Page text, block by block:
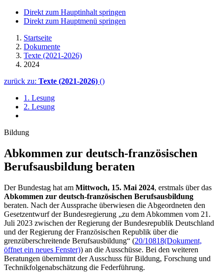
Direkt zum Hauptinhalt springen
Direkt zum Hauptmenü springen
Startseite
Dokumente
Texte (2021-2026)
2024
zurück zu: Texte (2021-2026) ()
1. Lesung
2. Lesung
Bildung
Abkommen zur deutsch-französischen
Berufs­aus­bildung beraten
Der Bundestag hat am Mittwoch, 15. Mai 2024, erstmals über das
Abkommen zur deutsch-französischen Berufsausbildung
beraten. Nach der Aussprache überwiesen die Abgeordneten den
Gesetzentwurf der Bundesregierung „zu dem Abkommen vom 21.
Juli 2023 zwischen der Regierung der Bundesrepublik Deutschland
und der Regierung der Französischen Republik über die
grenzüberschreitende Berufsausbildung“ (20/10818(Dokument,
öffnet ein neues Fenster)) an die Ausschüsse. Bei den weiteren
Beratungen übernimmt der Ausschuss für Bildung, Forschung und
Technikfolgenabschätzung die Federführung.